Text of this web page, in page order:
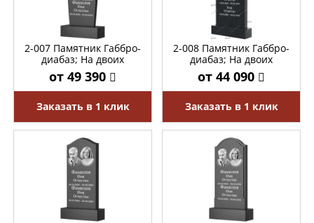
2-007 Памятник Габбро-
диабаз; На двоих
от 49 390
Заказать в 1 клик
2-008 Памятник Габбро-
диабаз; На двоих
от 44 090
Заказать в 1 клик